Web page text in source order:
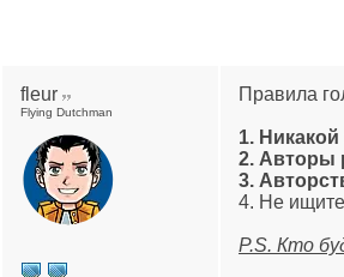
fleur
Flying Dutchman
Правила
1. Никакой
2. Авторы
3.
4. Не
P.S. Кто